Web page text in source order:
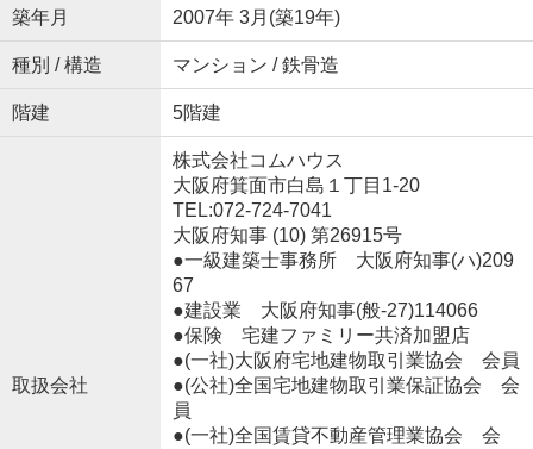
築年月 2007年 3月(築19年)
種別 / 構造 マンション / 鉄骨造
階建 5階建
取扱会社
株式会社コムハウス
大阪府箕面市白島１丁目1-20
TEL:072-724-7041
大阪府知事 (10) 第26915号
●一級建築士事務所 大阪府知事(ハ)209
67
●建設業 大阪府知事(般‐27)114066
●保険 宅建ファミリー共済加盟店
●(一社)大阪府宅地建物取引業協会 会員
●(公社)全国宅地建物取引業保証協会 会
員
●(一社)全国賃貸不動産管理業協会 会